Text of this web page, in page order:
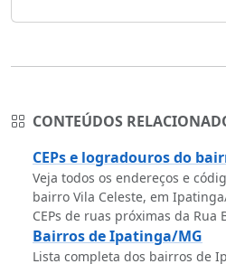
CONTEÚDOS
CEPs e logradouros do
Veja todos os endereços e
bairro Vila Celeste, em
CEPs de ruas próximas da Rua
Bairros de Ipatinga/MG
Lista completa dos bairros de